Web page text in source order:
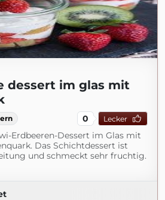
dessert im glas mit
0 Lecker
Erdbeeren-Dessert im Glas mit
Das Schichtdessert ist
und schmeckt sehr fruchtig.